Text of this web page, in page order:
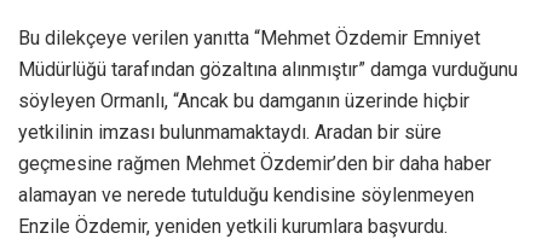
Bu dilekçeye verilen yanıtta “Mehmet Özdemir Emniyet
Müdürlüğü tarafından gözaltına alınmıştır” damga vurduğunu
söyleyen Ormanlı, “Ancak bu damganın üzerinde hiçbir
yetkilinin imzası bulunmamaktaydı. Aradan bir süre
geçmesine rağmen Mehmet Özdemir’den bir daha haber
alamayan ve nerede tutulduğu kendisine söylenmeyen
Enzile Özdemir, yeniden yetkili kurumlara başvurdu.